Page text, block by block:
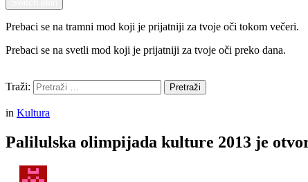
Prebaci se na tramni mod koji je prijatniji za tvoje oči tokom večeri.
Prebaci se na svetli mod koji je prijatniji za tvoje oči preko dana.
Traži:
Pretraži
in Kultura
Palilulska olimpijada kulture 2013 je